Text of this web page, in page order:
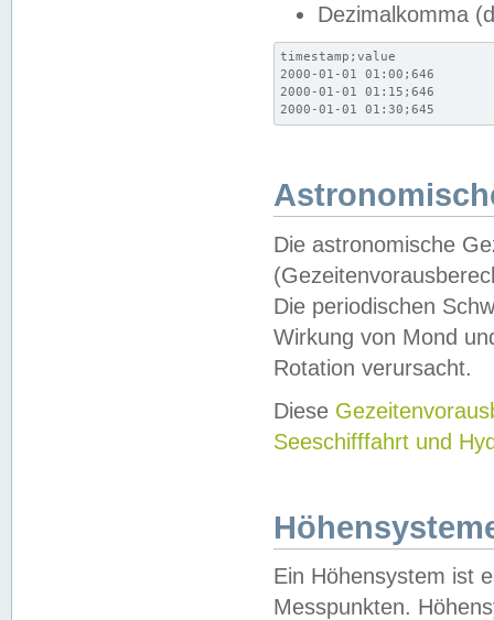
Dezimalkomma
timestamp;value
2000-01-01 01:00;646
2000-01-01 01:15;646
2000-01-01 01:30;645
Die astronomische
Die periodischen
Wirkung von Mond
Rotation verursacht.
Diese
Seeschifffahrt und
Ein Höhensystem ist
Messpunkten.